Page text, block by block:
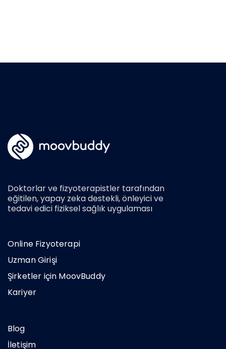
Doktorlar ve fizyoterapistler tarafından
eğitilen, yapay zeka destekli, önleyici ve
tedavi edici fiziksel sağlık uygulaması
Online Fizyoterapi
Uzman Girişi
Şirketler için MoovBuddy
Kariyer
Blog
İletişim